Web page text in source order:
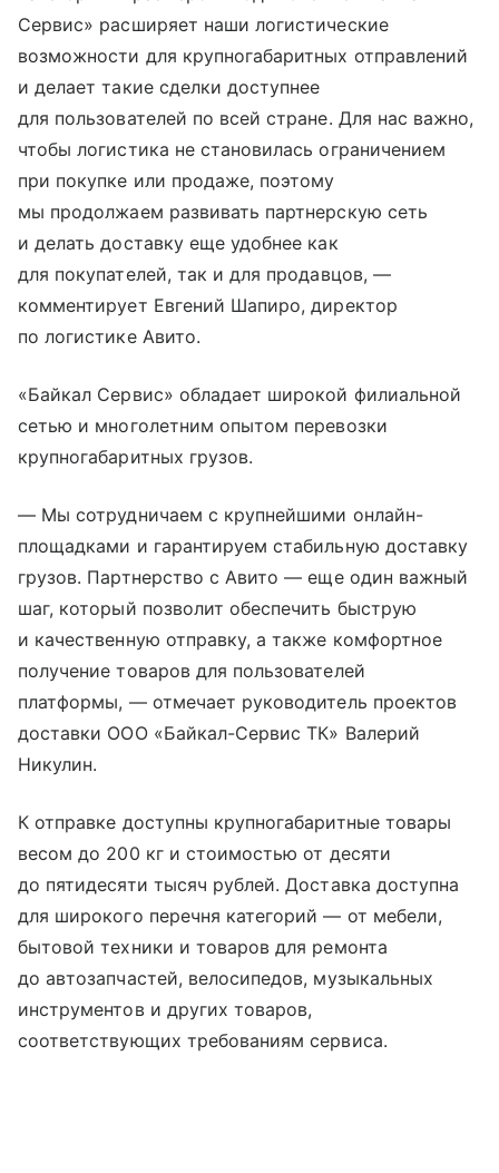
Сервис» расширяет наши логистические
возможности для крупногабаритных отправлений
и делает такие сделки доступнее
для пользователей по всей стране. Для нас важно,
чтобы логистика не становилась ограничением
при покупке или продаже, поэтому
мы продолжаем развивать партнерскую сеть
и делать доставку еще удобнее как
для покупателей, так и для продавцов, —
комментирует Евгений Шапиро, директор
по логистике Авито.
«Байкал Сервис» обладает широкой филиальной
сетью и многолетним опытом перевозки
крупногабаритных грузов.
— Мы сотрудничаем с крупнейшими онлайн-
площадками и гарантируем стабильную доставку
грузов. Партнерство с Авито — еще один важный
шаг, который позволит обеспечить быструю
и качественную отправку, а также комфортное
получение товаров для пользователей
платформы, — отмечает руководитель проектов
доставки ООО «Байкал-Сервис ТК» Валерий
Никулин.
К отправке доступны крупногабаритные товары
весом до 200 кг и стоимостью от десяти
до пятидесяти тысяч рублей. Доставка доступна
для широкого перечня категорий — от мебели,
бытовой техники и товаров для ремонта
до автозапчастей, велосипедов, музыкальных
инструментов и других товаров,
соответствующих требованиям сервиса.